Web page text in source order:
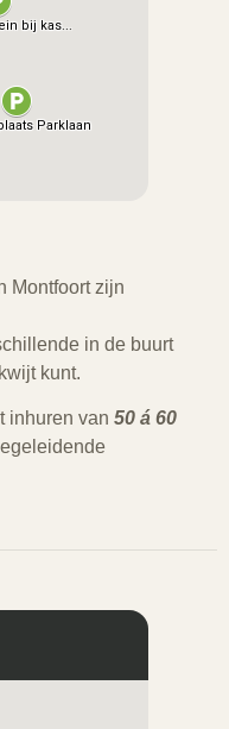
Montfoort zijn
in de buurt
kunt.
inhuren van 50 á 60